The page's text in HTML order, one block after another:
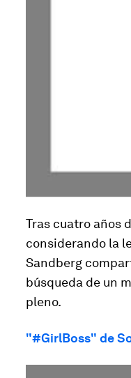
Tras cuatro años
considerando la
Sandberg
búsqueda de un
pleno.
"#GirlBoss" de